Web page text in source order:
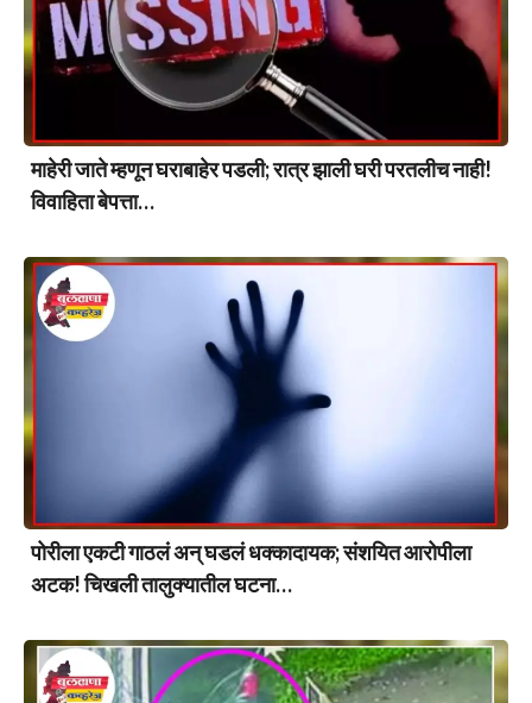
माहेरी जाते म्हणून घराबाहेर पडली; रात्र झाली घरी परतलीच नाही!
विवाहिता बेपत्ता…
पोरीला एकटी गाठलं अन् घडलं धक्कादायक; संशयित आरोपीला
अटक! चिखली तालुक्यातील घटना…